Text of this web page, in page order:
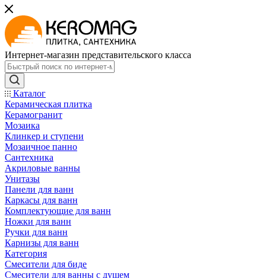
Интернет-магазин представительского класса
Каталог
Керамическая плитка
Керамогранит
Мозаика
Клинкер и ступени
Мозаичное панно
Сантехника
Акриловые ванны
Унитазы
Панели для ванн
Каркасы для ванн
Комплектующие для ванн
Ножки для ванн
Ручки для ванн
Карнизы для ванн
Категория
Смесители для биде
Смесители для ванны с душем